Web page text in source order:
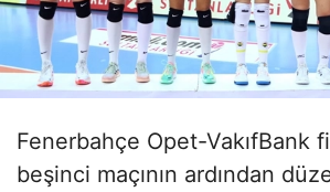
Fenerbahçe Opet-VakıfBank
beşinci maçının ardından